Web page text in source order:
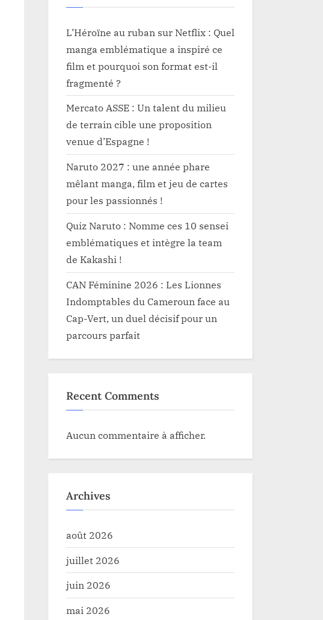
L’Héroïne au ruban sur Netflix : Quel
manga emblématique a inspiré ce
film et pourquoi son format est-il
fragmenté ?
Mercato ASSE : Un talent du milieu
de terrain cible une proposition
venue d’Espagne !
Naruto 2027 : une année phare
mêlant manga, film et jeu de cartes
pour les passionnés !
Quiz Naruto : Nomme ces 10 sensei
emblématiques et intègre la team
de Kakashi !
CAN Féminine 2026 : Les Lionnes
Indomptables du Cameroun face au
Cap-Vert, un duel décisif pour un
parcours parfait
Recent Comments
Aucun commentaire à afficher.
Archives
août 2026
juillet 2026
juin 2026
mai 2026